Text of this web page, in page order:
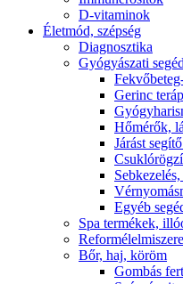
D-vitaminok
Életmód, szépség
Diagnosztika
Gyógyászati
Gerinc
Hőmérők,
Járást
Egyéb
Spa termékek,
Bőr, haj, köröm
Gombás